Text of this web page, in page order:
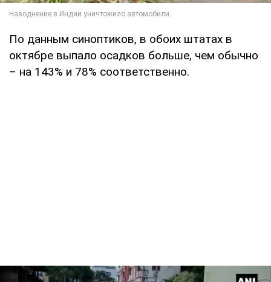
По данным синоптиков, в обоих штатах в
октябре выпало осадков больше, чем обычно
– на 143% и 78% соответственно.